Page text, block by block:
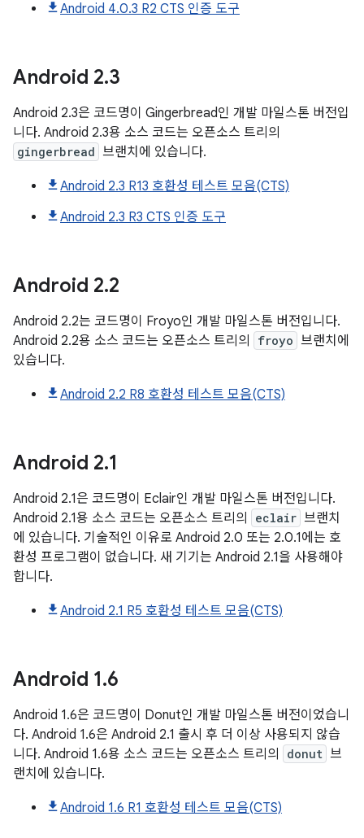
Android 4.0.3 R2 CTS 인증 도구
Android 2.3
Android 2.3은 코드명이 Gingerbread인 개발 마일스톤 버전입
니다. Android 2.3용 소스 코드는 오픈소스 트리의
gingerbread 브랜치에 있습니다.
Android 2.3 R13 호환성 테스트 모음(CTS)
Android 2.3 R3 CTS 인증 도구
Android 2.2
Android 2.2는 코드명이 Froyo인 개발 마일스톤 버전입니다.
Android 2.2용 소스 코드는 오픈소스 트리의
froyo 브랜치에
있습니다.
Android 2.2 R8 호환성 테스트 모음(CTS)
Android 2.1
Android 2.1은 코드명이 Eclair인 개발 마일스톤 버전입니다.
Android 2.1용 소스 코드는 오픈소스 트리의
eclair 브랜치
에 있습니다. 기술적인 이유로 Android 2.0 또는 2.0.1에는 호
환성 프로그램이 없습니다. 새 기기는 Android 2.1을 사용해야
합니다.
Android 2.1 R5 호환성 테스트 모음(CTS)
Android 1.6
Android 1.6은 코드명이 Donut인 개발 마일스톤 버전이었습니
다. Android 1.6은 Android 2.1 출시 후 더 이상 사용되지 않습
니다. Android 1.6용 소스 코드는 오픈소스 트리의
donut 브
랜치에 있습니다.
Android 1.6 R1 호환성 테스트 모음(CTS)